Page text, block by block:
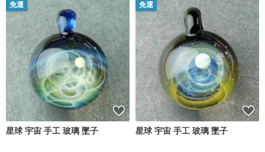
免運
星球 宇宙 手工 玻璃 墜子
免運
星球 宇宙 手工 玻璃 墜子